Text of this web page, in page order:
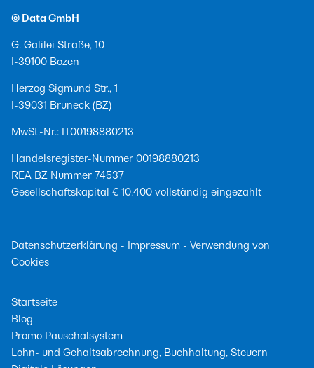
© Data GmbH
G. Galilei Straße, 10
I-39100 Bozen
Herzog Sigmund Str., 1
I-39031 Bruneck (BZ)
MwSt.-Nr.: IT00198880213
Handelsregister-Nummer 00198880213
REA BZ Nummer 74537
Gesellschaftskapital € 10.400 vollständig eingezahlt
Datenschutzerklärung - Impressum - Verwendung von
Cookies
Startseite
Blog
Promo Pauschalsystem
Lohn- und Gehaltsabrechnung, Buchhaltung, Steuern